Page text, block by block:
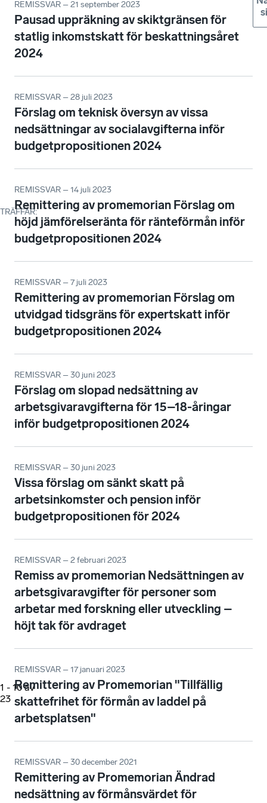
TRÄFFAR:
1 - 10 av
23
REMISSVAR – 21 september 2023
Pausad uppräkning av skiktgränsen för
statlig inkomstskatt för beskattningsåret
2024
REMISSVAR – 28 juli 2023
Förslag om teknisk översyn av vissa
nedsättningar av socialavgifterna inför
budgetpropositionen 2024
REMISSVAR – 14 juli 2023
Remittering av promemorian Förslag om
höjd jämförelseränta för ränteförmån inför
budgetpropositionen 2024
REMISSVAR – 7 juli 2023
Remittering av promemorian Förslag om
utvidgad tidsgräns för expertskatt inför
budgetpropositionen 2024
REMISSVAR – 30 juni 2023
Förslag om slopad nedsättning av
arbetsgivaravgifterna för 15–18-åringar
inför budgetpropositionen 2024
REMISSVAR – 30 juni 2023
Vissa förslag om sänkt skatt på
arbetsinkomster och pension inför
budgetpropositionen för 2024
REMISSVAR – 2 februari 2023
Remiss av promemorian Nedsättningen av
arbetsgivaravgifter för personer som
arbetar med forskning eller utveckling –
höjt tak för avdraget
REMISSVAR – 17 januari 2023
Remittering av Promemorian "Tillfällig
skattefrihet för förmån av laddel på
arbetsplatsen"
REMISSVAR – 30 december 2021
Remittering av Promemorian Ändrad
nedsättning av förmånsvärdet för